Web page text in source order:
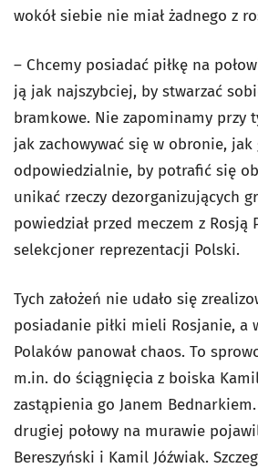
wokół siebie nie miał żadnego z
– Chcemy posiadać piłkę na
ją jak najszybciej, by stwarzać
bramkowe. Nie zapominamy przy
jak zachowywać się w obronie, jak
odpowiedzialnie, by potrafić się
unikać rzeczy dezorganizujących
powiedział przed meczem z Rosją
selekcjoner reprezentacji Polski.
Tych założeń nie udało się
posiadanie piłki mieli Rosjanie, a
Polaków panował chaos. To
m.in. do ściągnięcia z boiska
zastąpienia go Janem
drugiej połowy na murawie
Bereszyński i Kamil Jóźwiak.